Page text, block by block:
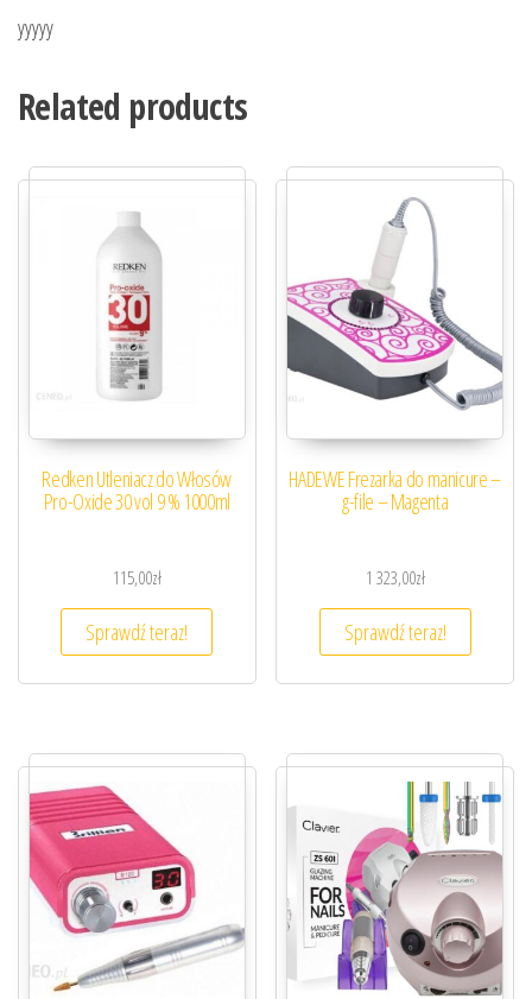
yyyyy
Related products
Redken Utleniacz do Włosów
Pro-Oxide 30 vol 9 % 1000ml
115,00zł
Sprawdź teraz!
HADEWE Frezarka do manicure –
g-file – Magenta
1 323,00zł
Sprawdź teraz!